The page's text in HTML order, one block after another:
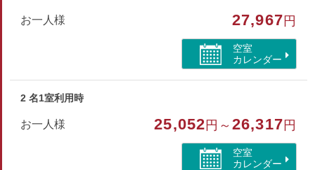
お一人様 27,967 円
空室
カレンダー
2 名1室利用時
お一人様 25,052 円～26,317 円
空室
カレンダー